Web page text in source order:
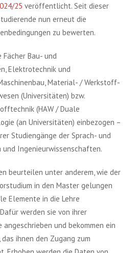
25 veröffentlicht. Seit dieser
nun erneut die
zu bewerten.
Fächer Bau- und
Elektrotechnik und
Material- / Werkstoff-
(Universitäten) bzw.
(HAW / Duale
(an Universitäten) einbezogen –
Studiengänge der Sprach- und
Ingenieurwissenschaften.
beurteilen unter anderem, wie der
in den Master gelungen
Elemente in die Lehre
werden sie von ihrer
und bekommen ein
ihnen den Zugang zum